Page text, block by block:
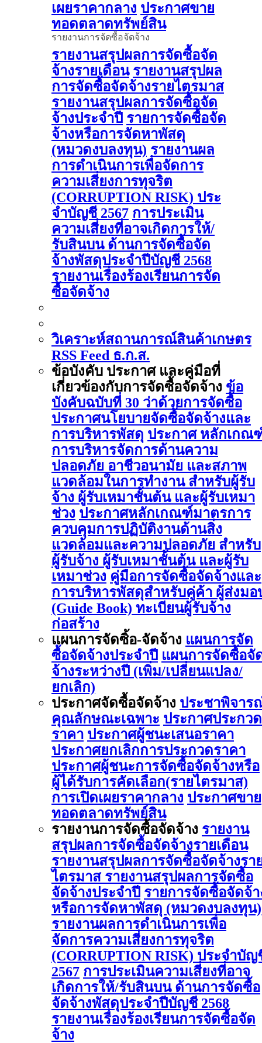
เผยราคากลาง ประกาศขาย
ทอดตลาดทรัพย์สิน
รายงานการจัดซื้อจัดจ้าง
รายงานสรุปผลการจัดซื้อจัด
จ้างรายเดือน รายงานสรุปผล
การจัดซื้อจัดจ้างรายไตรมาส
รายงานสรุปผลการจัดซื้อจัด
จ้างประจำปี รายการจัดซื้อจัด
จ้างหรือการจัดหาพัสดุ
(หมวดงบลงทุน) รายงานผล
การดําเนินการเพื่อจัดการ
ความเสี่ยงการทุจริต
(CORRUPTION RISK) ประ
จําบัญชี 2567 การประเมิน
ความเสี่ยงที่อาจเกิดการให้/
รับสินบน ด้านการจัดซื้อจัด
จ้างพัสดุประจําปีบัญชี 2568
รายงานเรื่องร้องเรียนการจัด
ซื้อจัดจ้าง
วิเคราะห์สถานการณ์สินค้าเกษตร
RSS Feed ธ.ก.ส.
ข้อบังคับ ประกาศ และคู่มือที่
เกี่ยวข้องกับการจัดซื้อจัดจ้าง ข้อ
บังคับฉบับที่ 30 ว่าด้วยการจัดซื้อ
ประกาศนโยบายจัดซื้อจัดจ้างและ
การบริหารพัสดุ ประกาศ หลักเกณ
การบริหารจัดการด้านความ
ปลอดภัย อาชีวอนามัย และสภาพ
แวดล้อมในการทำงาน สำหรับผู้รับ
จ้าง ผู้รับเหมาชั้นต้น และผู้รับเหมา
ช่วง ประกาศหลักเกณฑ์มาตรการ
ควบคุมการปฏิบัติงานด้านสิ่ง
แวดล้อมและความปลอดภัย สำหรับ
ผู้รับจ้าง ผู้รับเหมาชั้นต้น และผู้รับ
เหมาช่วง คู่มือการจัดซื้อจัดจ้างและ
การบริหารพัสดุสำหรับคู่ค้า ผู้ส่งมอ
(Guide Book) ทะเบียนผู้รับจ้าง
ก่อสร้าง
แผนการจัดซิ้อ-จัดจ้าง แผนการจัด
ซื้อจัดจ้างประจำปี แผนการจัดซื้อจั
จ้างระหว่างปี (เพิ่ม/เปลี่ยนแปลง/
ยกเลิก)
ประกาศจัดซื้อจัดจ้าง ประชาพิจาร
คุณลักษณะเฉพาะ ประกาศประกวด
ราคา ประกาศผู้ชนะเสนอราคา
ประกาศยกเลิกการประกวดราคา
ประกาศผู้ชนะการจัดซื้อจัดจ้างหรือ
ผู้ได้รับการคัดเลือก(รายไตรมาส)
การเปิดเผยราคากลาง ประกาศขาย
ทอดตลาดทรัพย์สิน
รายงานการจัดซื้อจัดจ้าง รายงาน
สรุปผลการจัดซื้อจัดจ้างรายเดือน
รายงานสรุปผลการจัดซื้อจัดจ้างรา
ไตรมาส รายงานสรุปผลการจัดซื้อ
จัดจ้างประจำปี รายการจัดซื้อจัดจ้า
หรือการจัดหาพัสดุ (หมวดงบลงทุน)
รายงานผลการดําเนินการเพื่อ
จัดการความเสี่ยงการทุจริต
(CORRUPTION RISK) ประจําบัญ
2567 การประเมินความเสี่ยงที่อาจ
เกิดการให้/รับสินบน ด้านการจัดซื้อ
จัดจ้างพัสดุประจําปีบัญชี 2568
รายงานเรื่องร้องเรียนการจัดซื้อจัด
จ้าง